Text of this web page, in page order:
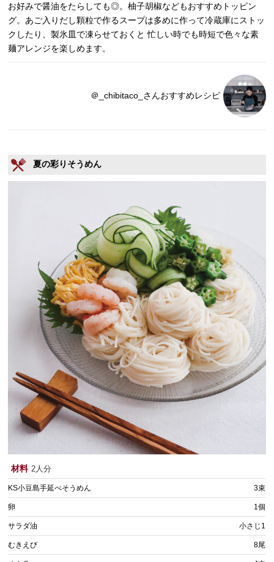
お好みで醤油をたらしても◎。柚子胡椒などもおすすめトッピン
グ。あご入りだし顆粒で作るスープは多めに作って冷蔵庫にストッ
クしたり、製氷皿で凍らせておくと 忙しい時でも時短で色々な素
麺アレンジを楽しめます。
＠_chibitaco_さんおすすめレシピ
夏の彩りそうめん
材料 2人分
KS小豆島手延べそうめん 3束
卵 1個
サラダ油 小さじ1
むきえび 8尾